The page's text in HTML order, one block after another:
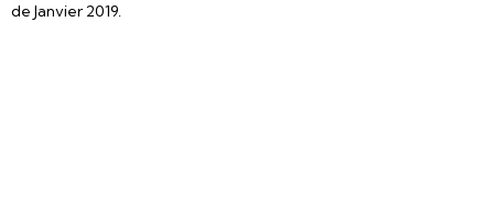
de Janvier 2019.